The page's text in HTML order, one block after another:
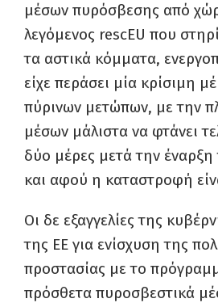
μέσων πυρόσβεσης από
λεγόμενος rescEU που
τα αστικά κόμματα,
είχε περάσει μία κρίσιμη
πύρινων μετώπων, με την
μέσων μάλιστα να φτάνει
δύο μέρες μετά την έναρξη
και αφού η καταστροφή
Οι δε εξαγγελίες της
της ΕΕ για ενίσχυση της
προστασίας με το
πρόσθετα πυροσβεστικά